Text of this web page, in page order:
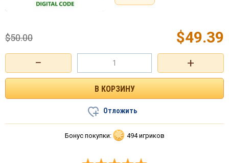
+
−
$49.39
$50.00
Отложить
Бонус покупки: 494 игриков